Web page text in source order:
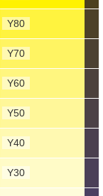
Y80
Y70
Y60
Y50
Y40
Y30